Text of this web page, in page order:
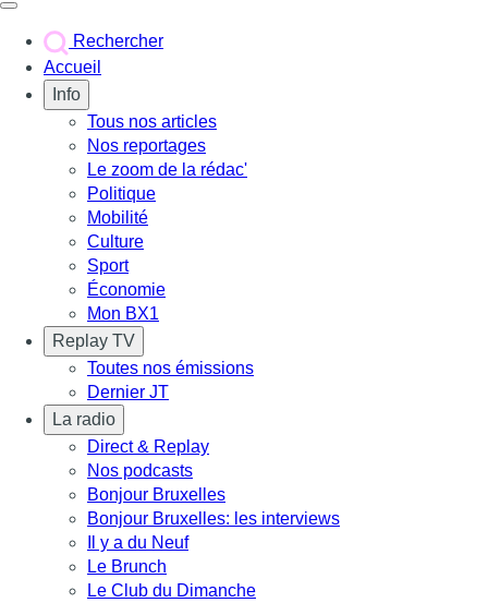
Rechercher
Accueil
Info
Tous nos articles
Nos reportages
Le zoom de la rédac'
Politique
Mobilité
Culture
Sport
Économie
Mon BX1
Replay TV
Toutes nos émissions
Dernier JT
La radio
Direct & Replay
Nos podcasts
Bonjour Bruxelles
Bonjour Bruxelles: les interviews
Il y a du Neuf
Le Brunch
Le Club du Dimanche